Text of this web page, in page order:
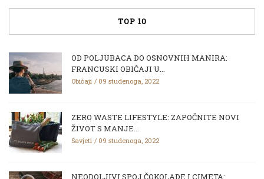
TOP 10
OD POLJUBACA DO OSNOVNIH MANIRA:
FRANCUSKI OBIČAJI U...
Običaji 09 studenoga, 2022
ZERO WASTE LIFESTYLE: ZAPOČNITE NOVI
ŽIVOT S MANJE...
Savjeti 09 studenoga, 2022
NEODOLJIVI SPOJ ČOKOLADE I CIMETA: